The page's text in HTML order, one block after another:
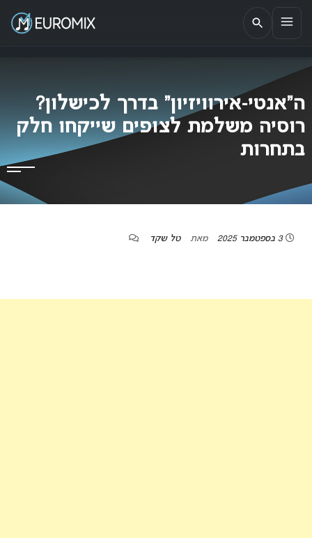
EUROMIX
אתר הבית של האירוויזיון בישראל
ה”אנטי-אירוויזיון” בדרך לכישלון?
רוסיה משלמת לצופים שייקחו חלק
בתחרות
3 בספטמבר 2025 מאת טל שקד